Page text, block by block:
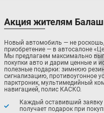
Акция жителям
Новый автомобиль — не
приобретение — в автосалоне
Мы предлагаем максимально
покупки авто и дарим ценные и
полезные подарки: зимнюю
сигнализацию, противоугонное
парктроник, мультимедийный
навигацией, полис КАСКО.
Каждый оставивший заявку
получает подарок при